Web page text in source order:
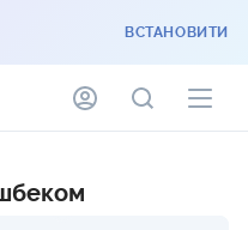
ВСТАНОВИТИ